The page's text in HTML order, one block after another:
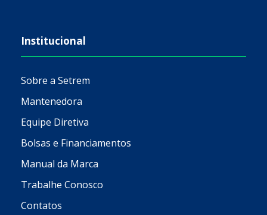
Institucional
Sobre a Setrem
Mantenedora
Equipe Diretiva
Bolsas e Financiamentos
Manual da Marca
Trabalhe Conosco
Contatos